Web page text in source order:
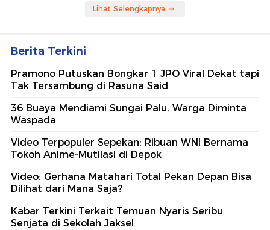
Lihat Selengkapnya
Berita Terkini
Pramono Putuskan Bongkar 1 JPO Viral Dekat tapi
Tak Tersambung di Rasuna Said
36 Buaya Mendiami Sungai Palu, Warga Diminta
Waspada
Video Terpopuler Sepekan: Ribuan WNI Bernama
Tokoh Anime-Mutilasi di Depok
Video: Gerhana Matahari Total Pekan Depan Bisa
Dilihat dari Mana Saja?
Kabar Terkini Terkait Temuan Nyaris Seribu
Senjata di Sekolah Jaksel